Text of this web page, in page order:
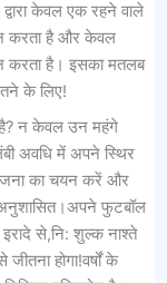
केवल एक रहने वाले
करता है और केवल
करता है। इसका मतलब
के लिए!
है? न केवल उन महंगे
अवधि में अपने स्थिर
का चयन करें और
फुटबॉल
से,नि: शुल्क नाश्ते
होगा!वर्षों के